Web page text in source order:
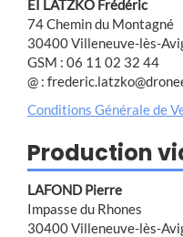
EI LATZKO Frédéric
74 Chemin du Montagné
30400 Villeneuve-lès-
GSM : 06 11 02 32 44
@ :
Conditions Générale de
Production
LAFOND Pierre
Impasse du Rhones
30400 Villeneuve-lès-